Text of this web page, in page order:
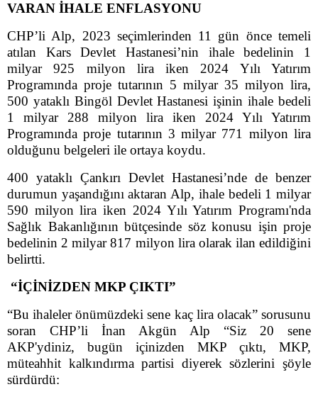
VARAN İHALE ENFLASYONU
CHP’li Alp, 2023 seçimlerinden 11 gün önce temeli
atılan Kars Devlet Hastanesi’nin ihale bedelinin 1
milyar 925 milyon lira iken 2024 Yılı Yatırım
Programında proje tutarının 5 milyar 35 milyon lira,
500 yataklı Bingöl Devlet Hastanesi işinin ihale bedeli
1 milyar 288 milyon lira iken 2024 Yılı Yatırım
Programında proje tutarının 3 milyar 771 milyon lira
olduğunu belgeleri ile ortaya koydu.
400 yataklı Çankırı Devlet Hastanesi’nde de benzer
durumun yaşandığını aktaran Alp, ihale bedeli 1 milyar
590 milyon lira iken 2024 Yılı Yatırım Programı'nda
Sağlık Bakanlığının bütçesinde söz konusu işin proje
bedelinin 2 milyar 817 milyon lira olarak ilan edildiğini
belirtti.
“İÇİNİZDEN MKP ÇIKTI”
“Bu ihaleler önümüzdeki sene kaç lira olacak” sorusunu
soran CHP’li İnan Akgün Alp “Siz 20 sene
AKP'ydiniz, bugün içinizden MKP çıktı, MKP,
müteahhit kalkındırma partisi diyerek sözlerini şöyle
sürdürdü: